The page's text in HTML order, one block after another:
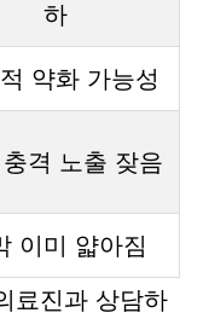
하
약화 가능성
격 노출 잦음
이미 얇아짐
료진과 상담하